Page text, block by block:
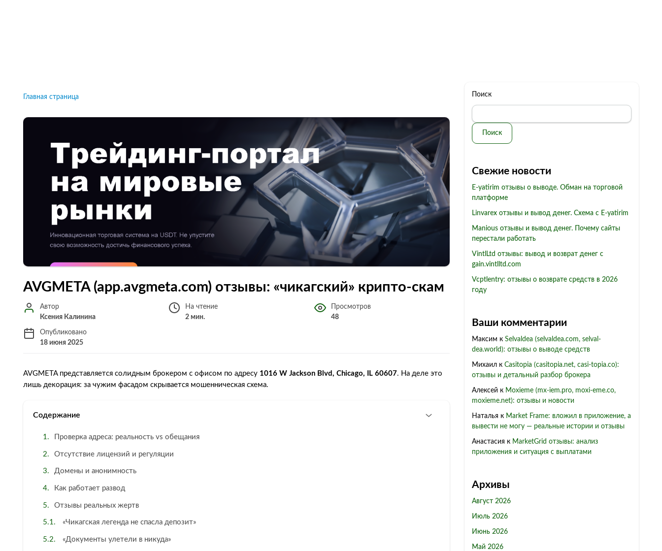
Главная страница
AVGMETA (app.avgmeta.com) отзывы: «чикагский» крипто-скам
Автор
Ксения Калинина
На чтение
2 мин.
Просмотров
48
Опубликовано
18 июня 2025
AVGMETA представляется солидным брокером с офисом по адресу 1016 W Jackson Blvd, Chicago, IL 60607. На деле это
лишь декорация: за чужим фасадом скрывается мошенническая схема.
Содержание
Проверка адреса: реальность vs обещания
Отсутствие лицензий и регуляции
Домены и анонимность
Как работает развод
Отзывы реальных жертв
«Чикагская легенда не спасла депозит»
«Документы улетели в никуда»
Поиск
Поиск
Свежие новости
E-yatirim отзывы о выводе. Обман на торговой
платформе
Linvarex отзывы и вывод денег. Схема с E-yatirim
Manious отзывы и вывод денег. Почему сайты
перестали работать
VintlLtd отзывы: вывод и возврат денег с
gain.vintlltd.com
Vcptlentry: отзывы о возврате средств в 2026
году
Ваши комментарии
Максим к Selvaldea (selvaldea.com, selval-
dea.world): отзывы о выводе средств
Михаил к Casitopia (casitopia.net, casi-topia.co):
отзывы и детальный разбор брокера
Алексей к Moxieme (mx-iem.pro, moxi-eme.co,
moxieme.net): отзывы и новости
Наталья к Market Frame: вложил в приложение, а
вывести не могу — реальные истории и отзывы
Анастасия к MarketGrid отзывы: анализ
приложения и ситуация с выплатами
Архивы
Август 2026
Июль 2026
Июнь 2026
Май 2026